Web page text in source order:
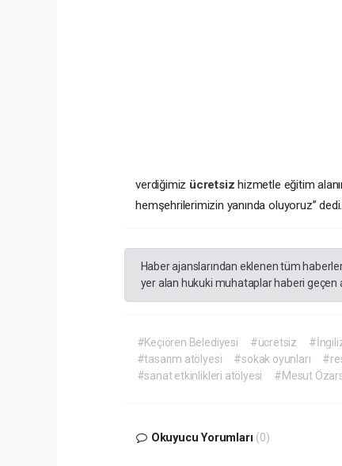
verdiğimiz ücretsizhizmetle eğitim
hemşehrilerimizin yanında oluyoruz” dedi.
Haber ajanslarından eklenen tüm
yer alan hukuki muhataplar haberi geçen
#Keçiören Belediyesi #ücretsiz
#tasarım atölyesi
#sokak oyunları
#sanat etkinlikleri atölyesi
#Mesut
Okuyucu Yorumları (0)